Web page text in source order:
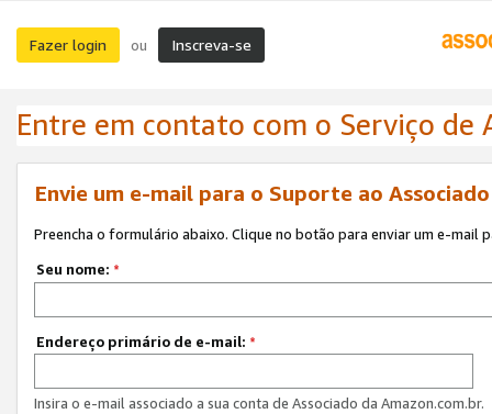
Fazer login ou Inscreva-se
Entre em contato com o Serviço de
Envie um e-mail para o Suporte ao
Preencha o formulário abaixo. Clique no botão para enviar um e-mail
Seu nome: *
Endereço primário de e-mail: *
Insira o e-mail associado a sua conta de Associado da Amazon.com.br.